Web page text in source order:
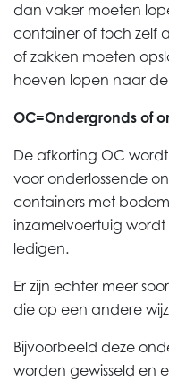
dan vaker moeten
container of toch zelf
of zakken moeten
hoeven lopen naar
OC=Ondergronds of
De afkorting OC
voor onderlossende
containers met
inzamelvoertuig
ledigen.
Er zijn echter meer
die op een andere
Bijvoorbeeld deze
worden gewisseld en